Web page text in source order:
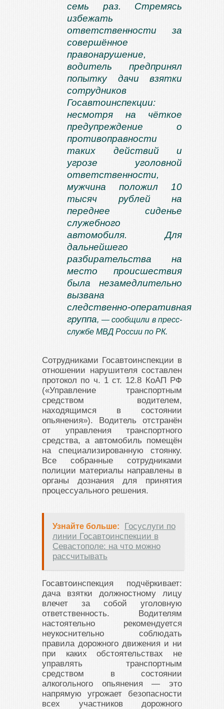
семь раз. Стремясь
избежать
ответственности за
совершённое
правонарушение,
водитель предпринял
попытку дачи взятки
сотрудников
Госавтоинспекции:
несмотря на чёткое
предупреждение о
противоправности
таких действий и
угрозе уголовной
ответственности,
мужчина положил 10
тысяч рублей на
переднее сиденье
служебного
автомобиля. Для
дальнейшего
разбирательства на
место происшествия
была незамедлительно
вызвана
следственно‑оперативная
группа, — сообщили в пресс-
службе МВД России по РК.
Сотрудниками Госавтоинспекции в
отношении нарушителя составлен
протокол по ч. 1 ст. 12.8 КоАП РФ
(«Управление транспортным
средством водителем,
находящимся в состоянии
опьянения»). Водитель отстранён
от управления транспортного
средства, а автомобиль помещён
на специализированную стоянку.
Все собранные сотрудниками
полиции материалы направлены в
органы дознания для принятия
процессуального решения.
Узнайте больше:
Госуслуги по
линии Госавтоинспекции в
Севастополе: на что можно
рассчитывать
Госавтоинспекция подчёркивает:
дача взятки должностному лицу
влечет за собой уголовную
ответственность. Водителям
настоятельно рекомендуется
неукоснительно соблюдать
правила дорожного движения и ни
при каких обстоятельствах не
управлять транспортным
средством в состоянии
алкогольного опьянения — это
напрямую угрожает безопасности
всех участников дорожного